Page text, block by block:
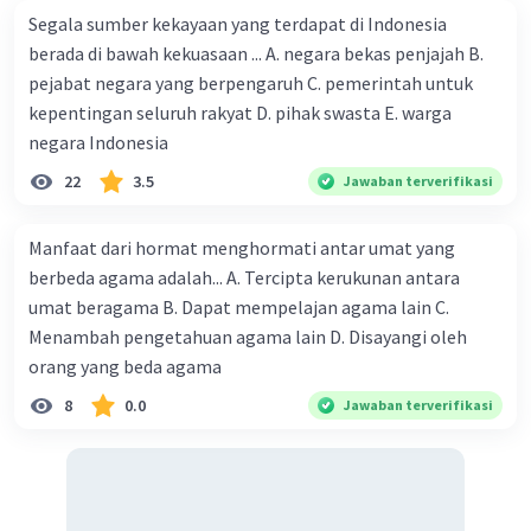
Beri Rating·0.0(0) Balas
Nanda R Community Level 89
30 April 2024 20:55
dengan Undang-Undang Dasar 1945 (UUD 1945)
Indonesia adalah sebagai berikut:
Sentralisasi Kekuasaan: Negara kesatuan
memiliki ciri sentralisasi kekuasaan di tingkat
pusat. Hal ini tercermin dalam UUD 1945 yang
memberikan kekuasaan tertinggi kepada
pemerintah pusat, termasuk dalam pembagian
Segala sumber kekayaan yang terdapat di Indonesia
berada di bawah kekuasaan ... A. negara bekas penjajah B.
pejabat negara yang berpengaruh C. pemerintah untuk
kepentingan seluruh rakyat D. pihak swasta E. warga
negara Indonesia
22 3.5 Jawaban terverifikasi
Manfaat dari hormat menghormati antar umat yang
berbeda agama adalah... A. Tercipta kerukunan antara
umat beragama B. Dapat mempelajan agama lain C.
Menambah pengetahuan agama lain D. Disayangi oleh
orang yang beda agama
8 0.0 Jawaban terverifikasi